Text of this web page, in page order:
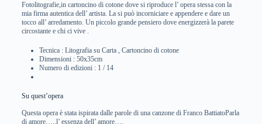
Fotolitografie,in cartoncino di cotone dove si riproduce l’ opera stessa con la
mia firma autentica dell’ artista. La si può incorniciare e appendere e dare un
tocco all’ arredamento. Un piccolo grande pensiero dove energizzerà la parete
circostante e chi ci vive .
Tecnica : Litografia su Carta , Cartoncino di cotone
Dimensioni : 50x35cm
Numero di edizioni : 1 / 14
Su quest’opera
Questa opera è stata ispirata dalle parole di una canzone di Franco BattiatoParla
di amore…..l’ essenza dell’ amore….